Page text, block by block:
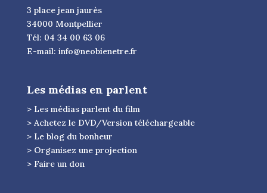
3 place jean jaurès
34000 Montpellier
Tél: 04 34 00 63 06
E-mail: info@neobienetre.fr
Les médias en parlent
> Les médias parlent du film
> Achetez le DVD/Version téléchargeable
> Le blog du bonheur
> Organisez une projection
> Faire un don